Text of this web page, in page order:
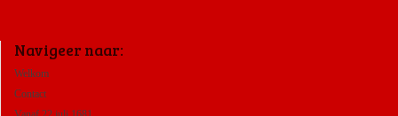
Navigeer naar:
Welkom
Contact